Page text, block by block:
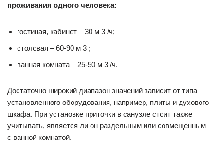
проживания одного человека:
гостиная, кабинет – 30 м 3 /ч;
столовая – 60-90 м 3 ;
ванная комната – 25-50 м 3 /ч.
Достаточно широкий диапазон значений зависит от типа
установленного оборудования, например, плиты и духового
шкафа. При установке приточки в санузле стоит также
учитывать, является ли он раздельным или совмещенным
с ванной комнатой.